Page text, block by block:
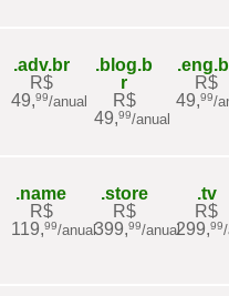
.adv.br
R$
49,99/anual
.blog.b
r
R$
49,99/anual
R$
49,99/
.name
R$
119,99/anual
.store
R$
399,99/anual
.tv
R$
299,99